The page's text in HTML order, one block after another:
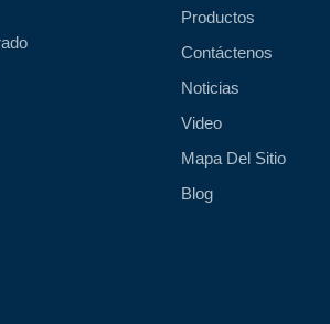
Productos
Contáctenos
Noticias
Video
Mapa Del Sitio
Blog